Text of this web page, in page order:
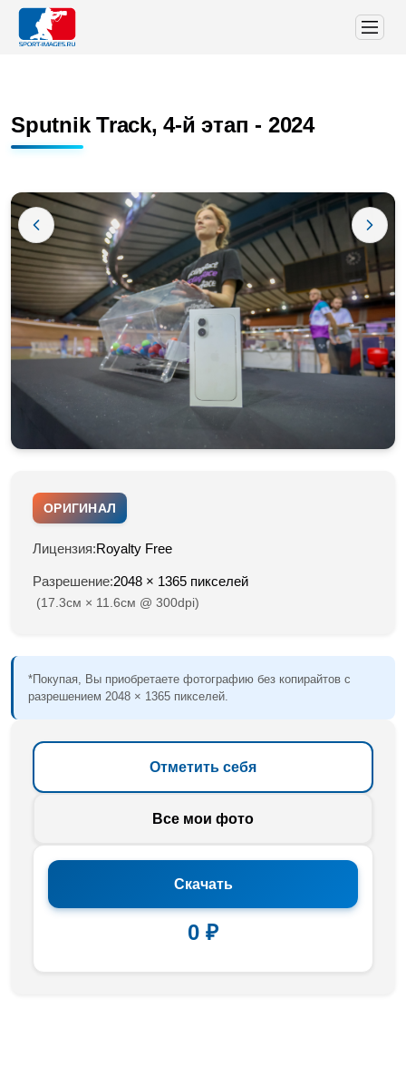
Sputnik Track, 4-й этап - 2024
ОРИГИНАЛ
Лицензия:Royalty Free
Разрешение:2048 × 1365 пикселей
(17.3см × 11.6см @ 300dpi)
*Покупая, Вы приобретаете фотографию без копирайтов с
разрешением 2048 × 1365 пикселей.
Отметить себя
Все мои фото
Скачать
0 ₽